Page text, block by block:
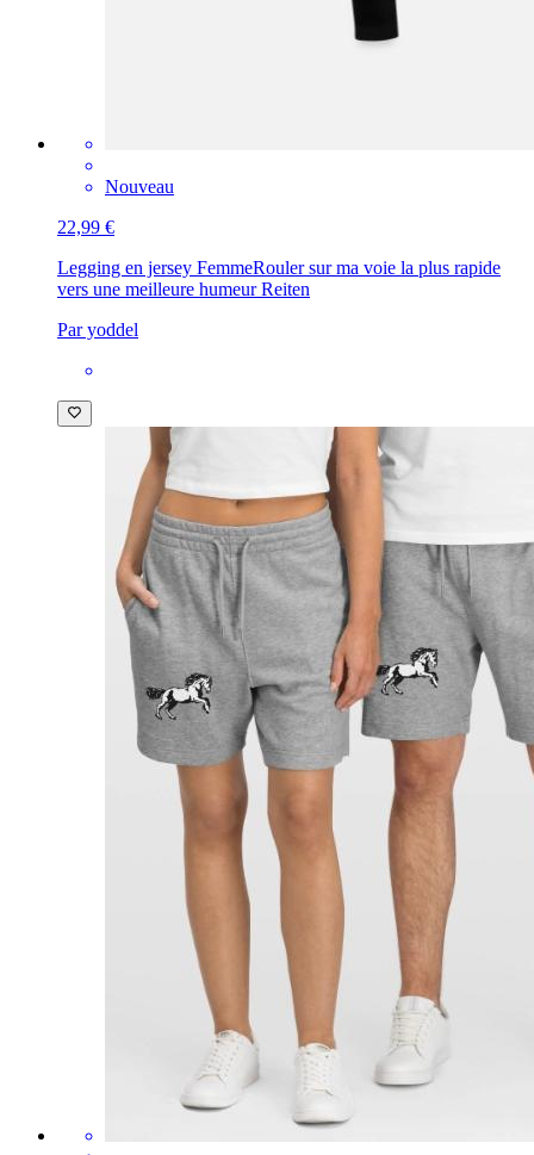
Nouveau
22,99 €
Legging en jersey FemmeRouler sur ma voie la plus rapide
vers une meilleure humeur Reiten
Par yoddel